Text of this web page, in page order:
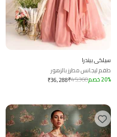
سيلكي بيندرا
طقم ليجانس مطرز بالزهور
₹36,288₹45,360 20% خصم